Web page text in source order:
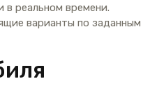
в реальном времени.
варианты по заданным